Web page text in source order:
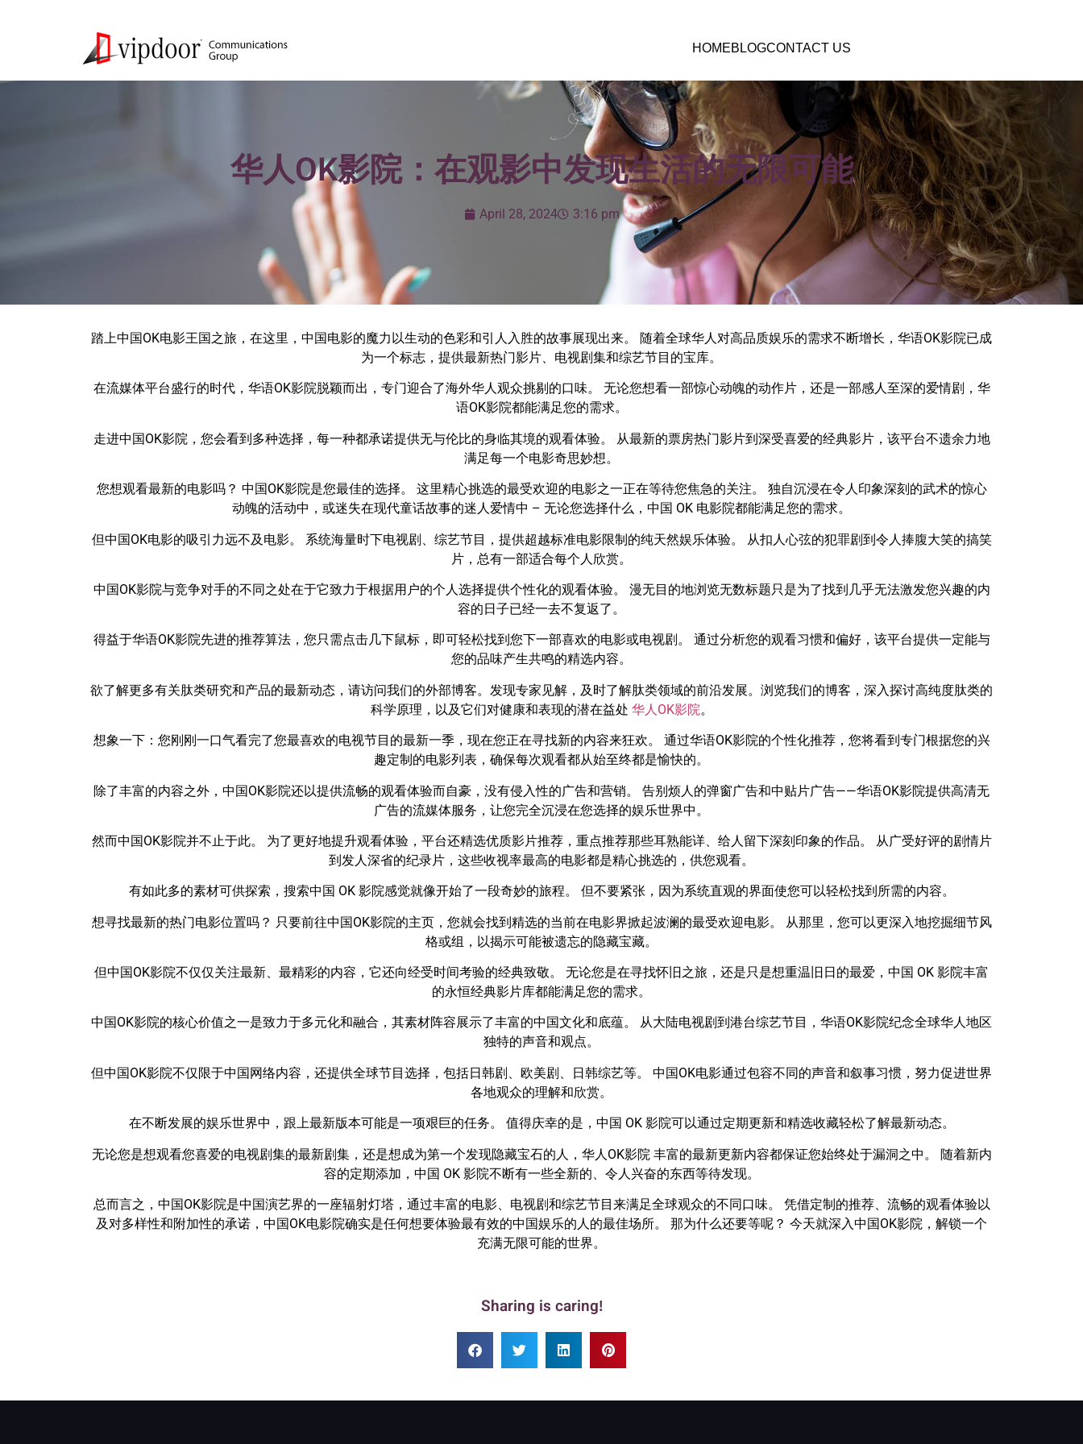
HOMEBLOGCONTACT US
华人OK影院：在观影中发现生活的无限可能
April 28, 2024 3:16 pm
踏上中国OK电影王国之旅，在这里，中国电影的魔力以生动的色彩和引人入胜的故事展现出来。 随着全球华人对高品质娱乐的需求不断增长，华语OK影院已成
为一个标志，提供最新热门影片、电视剧集和综艺节目的宝库。
在流媒体平台盛行的时代，华语OK影院脱颖而出，专门迎合了海外华人观众挑剔的口味。 无论您想看一部惊心动魄的动作片，还是一部感人至深的爱情剧，华
语OK影院都能满足您的需求。
走进中国OK影院，您会看到多种选择，每一种都承诺提供无与伦比的身临其境的观看体验。 从最新的票房热门影片到深受喜爱的经典影片，该平台不遗余力地
满足每一个电影奇思妙想。
您想观看最新的电影吗？ 中国OK影院是您最佳的选择。 这里精心挑选的最受欢迎的电影之一正在等待您焦急的关注。 独自沉浸在令人印象深刻的武术的惊心
动魄的活动中，或迷失在现代童话故事的迷人爱情中 – 无论您选择什么，中国 OK 电影院都能满足您的需求。
但中国OK电影的吸引力远不及电影。 系统海量时下电视剧、综艺节目，提供超越标准电影限制的纯天然娱乐体验。 从扣人心弦的犯罪剧到令人捧腹大笑的搞笑
片，总有一部适合每个人欣赏。
中国OK影院与竞争对手的不同之处在于它致力于根据用户的个人选择提供个性化的观看体验。 漫无目的地浏览无数标题只是为了找到几乎无法激发您兴趣的内
容的日子已经一去不复返了。
得益于华语OK影院先进的推荐算法，您只需点击几下鼠标，即可轻松找到您下一部喜欢的电影或电视剧。 通过分析您的观看习惯和偏好，该平台提供一定能与
您的品味产生共鸣的精选内容。
欲了解更多有关肽类研究和产品的最新动态，请访问我们的外部博客。发现专家见解，及时了解肽类领域的前沿发展。浏览我们的博客，深入探讨高纯度肽类的
科学原理，以及它们对健康和表现的潜在益处 华人OK影院。
想象一下：您刚刚一口气看完了您最喜欢的电视节目的最新一季，现在您正在寻找新的内容来狂欢。 通过华语OK影院的个性化推荐，您将看到专门根据您的兴
趣定制的电影列表，确保每次观看都从始至终都是愉快的。
除了丰富的内容之外，中国OK影院还以提供流畅的观看体验而自豪，没有侵入性的广告和营销。 告别烦人的弹窗广告和中贴片广告——华语OK影院提供高清无
广告的流媒体服务，让您完全沉浸在您选择的娱乐世界中。
然而中国OK影院并不止于此。 为了更好地提升观看体验，平台还精选优质影片推荐，重点推荐那些耳熟能详、给人留下深刻印象的作品。 从广受好评的剧情片
到发人深省的纪录片，这些收视率最高的电影都是精心挑选的，供您观看。
有如此多的素材可供探索，搜索中国 OK 影院感觉就像开始了一段奇妙的旅程。 但不要紧张，因为系统直观的界面使您可以轻松找到所需的内容。
想寻找最新的热门电影位置吗？ 只要前往中国OK影院的主页，您就会找到精选的当前在电影界掀起波澜的最受欢迎电影。 从那里，您可以更深入地挖掘细节风
格或组，以揭示可能被遗忘的隐藏宝藏。
但中国OK影院不仅仅关注最新、最精彩的内容，它还向经受时间考验的经典致敬。 无论您是在寻找怀旧之旅，还是只是想重温旧日的最爱，中国 OK 影院丰富
的永恒经典影片库都能满足您的需求。
中国OK影院的核心价值之一是致力于多元化和融合，其素材阵容展示了丰富的中国文化和底蕴。 从大陆电视剧到港台综艺节目，华语OK影院纪念全球华人地区
独特的声音和观点。
但中国OK影院不仅限于中国网络内容，还提供全球节目选择，包括日韩剧、欧美剧、日韩综艺等。 中国OK电影通过包容不同的声音和叙事习惯，努力促进世界
各地观众的理解和欣赏。
在不断发展的娱乐世界中，跟上最新版本可能是一项艰巨的任务。 值得庆幸的是，中国 OK 影院可以通过定期更新和精选收藏轻松了解最新动态。
无论您是想观看您喜爱的电视剧集的最新剧集，还是想成为第一个发现隐藏宝石的人，华人OK影院 丰富的最新更新内容都保证您始终处于漏洞之中。 随着新内
容的定期添加，中国 OK 影院不断有一些全新的、令人兴奋的东西等待发现。
总而言之，中国OK影院是中国演艺界的一座辐射灯塔，通过丰富的电影、电视剧和综艺节目来满足全球观众的不同口味。 凭借定制的推荐、流畅的观看体验以
及对多样性和附加性的承诺，中国OK电影院确实是任何想要体验最有效的中国娱乐的人的最佳场所。 那为什么还要等呢？ 今天就深入中国OK影院，解锁一个
充满无限可能的世界。
Sharing is caring!